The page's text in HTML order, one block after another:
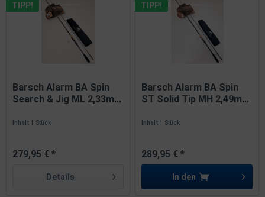
TIPP!
Barsch Alarm BA Spin
Search & Jig ML 2,33m...
Inhalt1 Stück
279,95 € *
Details
TIPP!
Barsch Alarm BA Spin
ST Solid Tip MH 2,49m...
Inhalt1 Stück
289,95 € *
In den